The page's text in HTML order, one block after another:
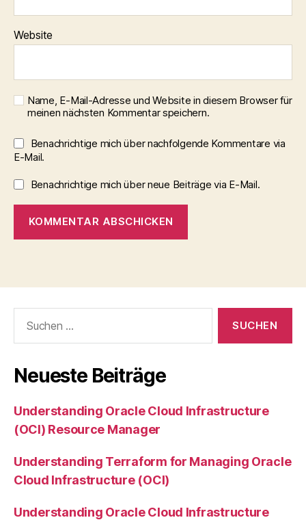
Website
Name, E-Mail-Adresse und Website in diesem Browser für
meinen nächsten Kommentar speichern.
Benachrichtige mich über nachfolgende Kommentare via
E-Mail.
Benachrichtige mich über neue Beiträge via E-Mail.
nach:
Neueste Beiträge
Understanding Oracle Cloud Infrastructure
(OCI) Resource Manager
Understanding Terraform for Managing Oracle
Cloud Infrastructure (OCI)
Understanding Oracle Cloud Infrastructure